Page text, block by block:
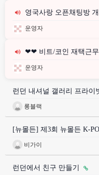
영국사랑 오픈채팅방
운영자
❤❤ 비트/코인 재택근무
운영자
런던 내셔널 갤러리 프라이
롱블랙
[뉴몰든] 제3회 뉴몰든 K-
비가이
런던에서 친구 만들기